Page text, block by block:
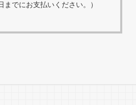
までにお支払いください。）